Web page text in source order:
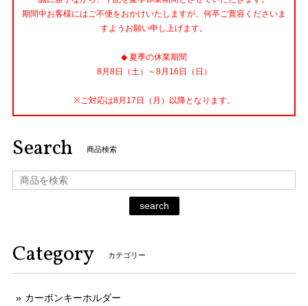
期間中お客様にはご不便をおかけいたしますが、何卒ご寛容くださいま
すようお願い申し上げます。
◆ 夏季の休業期間
8月8日（土）～8月16日（日）
※ご対応は8月17日（月）以降となります。
Search 商品検索
search
Category カテゴリー
カーボンキーホルダー